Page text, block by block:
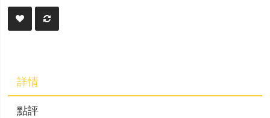
詳情
點評